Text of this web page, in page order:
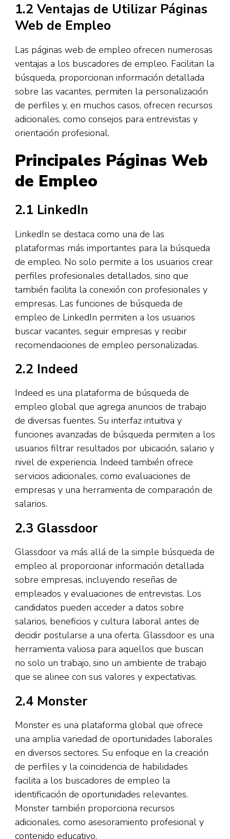
1.2 Ventajas de Utilizar Páginas
Web de Empleo
Las páginas web de empleo ofrecen numerosas
ventajas a los buscadores de empleo. Facilitan la
búsqueda, proporcionan información detallada
sobre las vacantes, permiten la personalización
de perfiles y, en muchos casos, ofrecen recursos
adicionales, como consejos para entrevistas y
orientación profesional.
Principales Páginas Web
de Empleo
2.1 LinkedIn
LinkedIn se destaca como una de las
plataformas más importantes para la búsqueda
de empleo. No solo permite a los usuarios crear
perfiles profesionales detallados, sino que
también facilita la conexión con profesionales y
empresas. Las funciones de búsqueda de
empleo de LinkedIn permiten a los usuarios
buscar vacantes, seguir empresas y recibir
recomendaciones de empleo personalizadas.
2.2 Indeed
Indeed es una plataforma de búsqueda de
empleo global que agrega anuncios de trabajo
de diversas fuentes. Su interfaz intuitiva y
funciones avanzadas de búsqueda permiten a los
usuarios filtrar resultados por ubicación, salario y
nivel de experiencia. Indeed también ofrece
servicios adicionales, como evaluaciones de
empresas y una herramienta de comparación de
salarios.
2.3 Glassdoor
Glassdoor va más allá de la simple búsqueda de
empleo al proporcionar información detallada
sobre empresas, incluyendo reseñas de
empleados y evaluaciones de entrevistas. Los
candidatos pueden acceder a datos sobre
salarios, beneficios y cultura laboral antes de
decidir postularse a una oferta. Glassdoor es una
herramienta valiosa para aquellos que buscan
no solo un trabajo, sino un ambiente de trabajo
que se alinee con sus valores y expectativas.
2.4 Monster
Monster es una plataforma global que ofrece
una amplia variedad de oportunidades laborales
en diversos sectores. Su enfoque en la creación
de perfiles y la coincidencia de habilidades
facilita a los buscadores de empleo la
identificación de oportunidades relevantes.
Monster también proporciona recursos
adicionales, como asesoramiento profesional y
contenido educativo.